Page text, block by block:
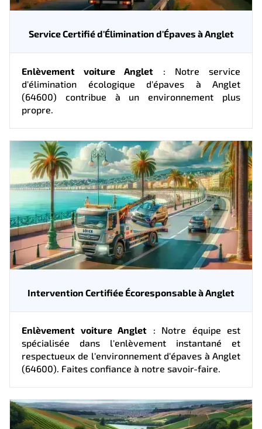
Service Certifié d'Élimination d'Épaves à Anglet
Enlèvement voiture Anglet : Notre service
d'élimination écologique d'épaves à Anglet
(64600) contribue à un environnement plus
propre.
Intervention Certifiée Écoresponsable à Anglet
Enlèvement voiture Anglet : Notre équipe est
spécialisée dans l'enlèvement instantané et
respectueux de l'environnement d'épaves à Anglet
(64600). Faites confiance à notre savoir-faire.